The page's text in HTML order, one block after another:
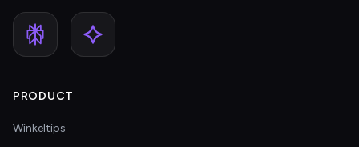
PRODUCT
Winkeltips